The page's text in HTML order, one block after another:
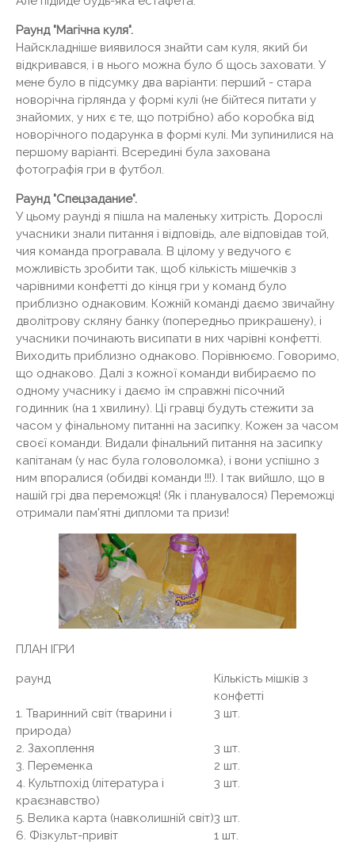
Раунд "Магічна куля".
Найскладніше виявилося знайти сам куля, який би
відкривався, і в нього можна було б щось заховати. У
мене було в підсумку два варіанти: перший - стара
новорічна гірлянда у формі кулі (не бійтеся питати у
знайомих, у них є те, що потрібно) або коробка від
новорічного подарунка в формі кулі. Ми зупинилися на
першому варіанті. Всередині була захована
фотографія гри в футбол.
Раунд "Спецзадание".
У цьому раунді я пішла на маленьку хитрість. Дорослі
учасники знали питання і відповідь, але відповідав той,
чия команда програвала. В цілому у ведучого є
можливість зробити так, щоб кількість мішечків з
чарівними конфетті до кінця гри у команд було
приблизно однаковим. Кожній команді даємо звичайну
дволітрову скляну банку (попередньо прикрашену), і
учасники починають висипати в них чарівні конфетті.
Виходить приблизно однаково. Порівнюємо. Говоримо,
що однаково. Далі з кожної команди вибираємо по
одному учаснику і даємо їм справжні пісочний
годинник (на 1 хвилину). Ці гравці будуть стежити за
часом у фінальному питанні на засипку. Кожен за часом
своєї команди. Видали фінальний питання на засипку
капітанам (у нас була головоломка), і вони успішно з
ним впоралися (обидві команди !!!). І так вийшло, що в
нашій грі два переможця! (Як і планувалося) Переможці
отримали пам'ятні дипломи та призи!
ПЛАН ІГРИ
раунд
Кількість мішків з
конфетті
1. Тваринний світ (тварини і
природа)
3 шт.
2. Захоплення
3 шт.
3. Переменка
2 шт.
4. Культпохід (література і
краєзнавство)
3 шт.
5. Велика карта (навколишній світ)3 шт.
6. Фізкульт-привіт
1 шт.